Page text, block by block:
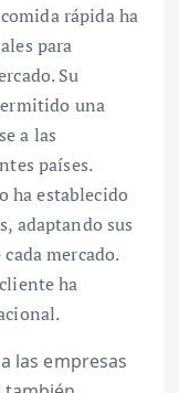
rápida ha
para
Su
una
a las
países.
ha establecido
adaptando sus
mercado.
ha
las empresas